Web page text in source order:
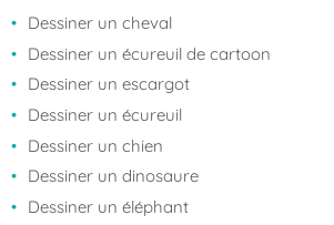
Dessiner un cheval
Dessiner un écureuil de cartoon
Dessiner un escargot
Dessiner un écureuil
Dessiner un chien
Dessiner un dinosaure
Dessiner un éléphant